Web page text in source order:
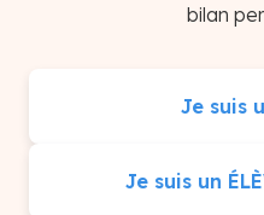
bilan
Je suis
Je suis un